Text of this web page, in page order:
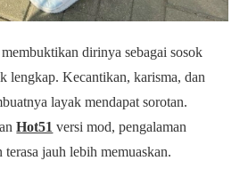
dirinya sebagai sosok
lengkap. Kecantikan, karisma, dan
layak mendapat sorotan.
Hot51 versi mod, pengalaman
jauh lebih memuaskan.